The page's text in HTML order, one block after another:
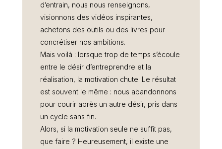
d’entrain, nous nous renseignons,
visionnons des vidéos inspirantes,
achetons des outils ou des livres pour
concrétiser nos ambitions.
Mais voilà : lorsque trop de temps s’écoule
entre le désir d’entreprendre et la
réalisation, la motivation chute. Le résultat
est souvent le même : nous abandonnons
pour courir après un autre désir, pris dans
un cycle sans fin.
Alors, si la motivation seule ne suffit pas,
que faire ? Heureusement, il existe une